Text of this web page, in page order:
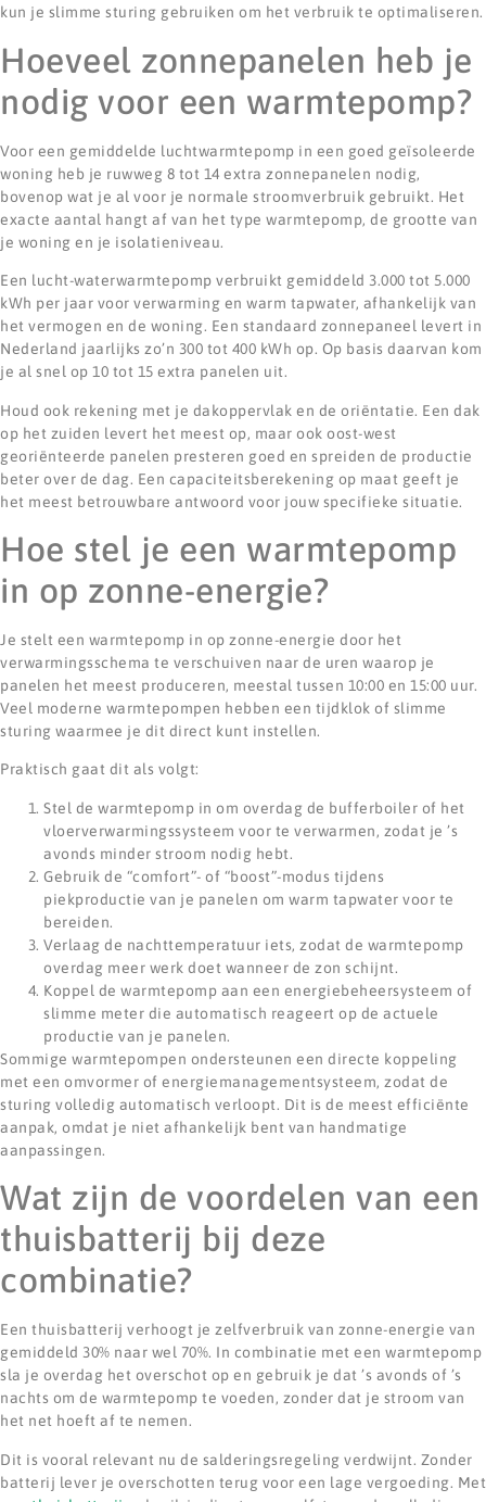
kun je slimme sturing gebruiken om het verbruik te optimaliseren.
Hoeveel zonnepanelen heb je
nodig voor een warmtepomp?
Voor een gemiddelde luchtwarmtepomp in een goed geïsoleerde
woning heb je ruwweg 8 tot 14 extra zonnepanelen nodig,
bovenop wat je al voor je normale stroomverbruik gebruikt. Het
exacte aantal hangt af van het type warmtepomp, de grootte van
je woning en je isolatieniveau.
Een lucht-waterwarmtepomp verbruikt gemiddeld 3.000 tot 5.000
kWh per jaar voor verwarming en warm tapwater, afhankelijk van
het vermogen en de woning. Een standaard zonnepaneel levert in
Nederland jaarlijks zo’n 300 tot 400 kWh op. Op basis daarvan kom
je al snel op 10 tot 15 extra panelen uit.
Houd ook rekening met je dakoppervlak en de oriëntatie. Een dak
op het zuiden levert het meest op, maar ook oost-west
georiënteerde panelen presteren goed en spreiden de productie
beter over de dag. Een capaciteitsberekening op maat geeft je
het meest betrouwbare antwoord voor jouw specifieke situatie.
Hoe stel je een warmtepomp
in op zonne-energie?
Je stelt een warmtepomp in op zonne-energie door het
verwarmingsschema te verschuiven naar de uren waarop je
panelen het meest produceren, meestal tussen 10:00 en 15:00 uur.
Veel moderne warmtepompen hebben een tijdklok of slimme
sturing waarmee je dit direct kunt instellen.
Praktisch gaat dit als volgt:
Stel de warmtepomp in om overdag de bufferboiler of het
vloerverwarmingssysteem voor te verwarmen, zodat je ’s
avonds minder stroom nodig hebt.
Gebruik de “comfort”- of “boost”-modus tijdens
piekproductie van je panelen om warm tapwater voor te
bereiden.
Verlaag de nachttemperatuur iets, zodat de warmtepomp
overdag meer werk doet wanneer de zon schijnt.
Koppel de warmtepomp aan een energiebeheersysteem of
slimme meter die automatisch reageert op de actuele
productie van je panelen.
Sommige warmtepompen ondersteunen een directe koppeling
met een omvormer of energiemanagementsysteem, zodat de
sturing volledig automatisch verloopt. Dit is de meest efficiënte
aanpak, omdat je niet afhankelijk bent van handmatige
aanpassingen.
Wat zijn de voordelen van een
thuisbatterij bij deze
combinatie?
Een thuisbatterij verhoogt je zelfverbruik van zonne-energie van
gemiddeld 30% naar wel 70%. In combinatie met een warmtepomp
sla je overdag het overschot op en gebruik je dat ’s avonds of ’s
nachts om de warmtepomp te voeden, zonder dat je stroom van
het net hoeft af te nemen.
Dit is vooral relevant nu de salderingsregeling verdwijnt. Zonder
batterij lever je overschotten terug voor een lage vergoeding. Met